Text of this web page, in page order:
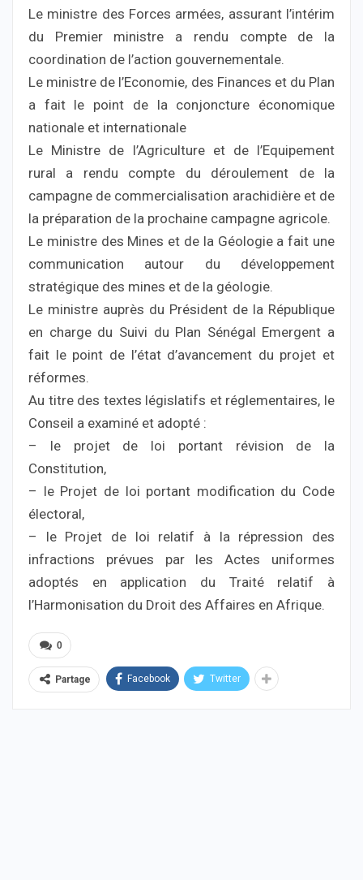
Le ministre des Forces armées, assurant l’intérim
du Premier ministre a rendu compte de la
coordination de l’action gouvernementale.
Le ministre de l’Economie, des Finances et du Plan
a fait le point de la conjoncture économique
nationale et internationale
Le Ministre de l’Agriculture et de l’Equipement
rural a rendu compte du déroulement de la
campagne de commercialisation arachidière et de
la préparation de la prochaine campagne agricole.
Le ministre des Mines et de la Géologie a fait une
communication autour du développement
stratégique des mines et de la géologie.
Le ministre auprès du Président de la République
en charge du Suivi du Plan Sénégal Emergent a
fait le point de l’état d’avancement du projet et
réformes.
Au titre des textes législatifs et réglementaires, le
Conseil a examiné et adopté :
– le projet de loi portant révision de la
Constitution,
– le Projet de loi portant modification du Code
électoral,
– le Projet de loi relatif à la répression des
infractions prévues par les Actes uniformes
adoptés en application du Traité relatif à
l’Harmonisation du Droit des Affaires en Afrique.
0
Partage Facebook Twitter